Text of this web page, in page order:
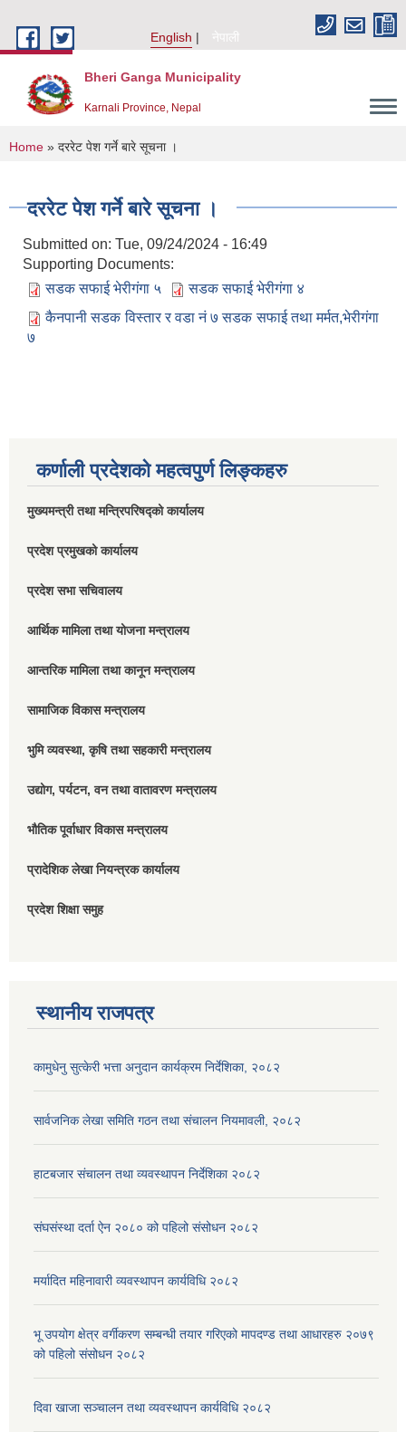
English
नेपाली
Bheri Ganga Municipality
Karnali Province, Nepal
You are here
Home » दररेट पेश गर्ने बारे सूचना ।
दररेट पेश गर्ने बारे सूचना ।
Submitted on: Tue, 09/24/2024 - 16:49
Supporting Documents:
सडक सफाई भेरीगंगा ५
सडक सफाई भेरीगंगा ४
कैनपानी सडक विस्तार र वडा नं ७ सडक सफाई तथा मर्मत,भेरीगंगा
७
कर्णाली प्रदेशको महत्वपुर्ण लिङ्कहरु
मुख्यमन्त्री तथा मन्त्रिपरिषद्को कार्यालय
प्रदेश प्रमुखको कार्यालय
प्रदेश सभा सचिवालय
आर्थिक मामिला तथा योजना मन्त्रालय
आन्तरिक मामिला तथा कानून मन्त्रालय
सामाजिक विकास मन्त्रालय
भुमि व्यवस्था, कृषि तथा सहकारी मन्त्रालय
उद्योग, पर्यटन, वन तथा वातावरण मन्त्रालय
भौतिक पूर्वाधार विकास मन्त्रालय
प्रादेशिक लेखा नियन्त्रक कार्यालय
प्रदेश शिक्षा समुह
स्थानीय राजपत्र
कामुधेनु सुत्केरी भत्ता अनुदान कार्यक्रम निर्देशिका, २०८२
सार्वजनिक लेखा समिति गठन तथा संचालन नियमावली, २०८२
हाटबजार संचालन तथा व्यवस्थापन निर्देशिका २०८२
संघसंस्था दर्ता ऐन २०८० को पहिलो संसोधन २०८२
मर्यादित महिनावारी व्यवस्थापन कार्यविधि २०८२
भू उपयोग क्षेत्र वर्गीकरण सम्बन्धी तयार गरिएको मापदण्ड तथा आधारहरु २०७९
को पहिलो संसोधन २०८२
दिवा खाजा सञ्चालन तथा व्यवस्थापन कार्यविधि २०८२